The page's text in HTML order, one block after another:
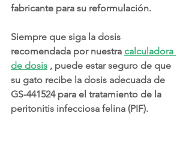
fabricante para su reformulación.
Siempre que siga la dosis
recomendada por nuestra calculadora
de dosis , puede estar seguro de que
su gato recibe la dosis adecuada de
GS-441524 para el tratamiento de la
peritonitis infecciosa felina (PIF).